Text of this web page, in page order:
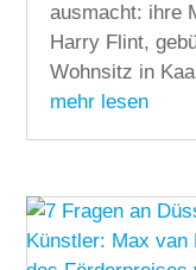
ausmacht: ihre
Harry Flint,
Wohnsitz in
mehr lesen